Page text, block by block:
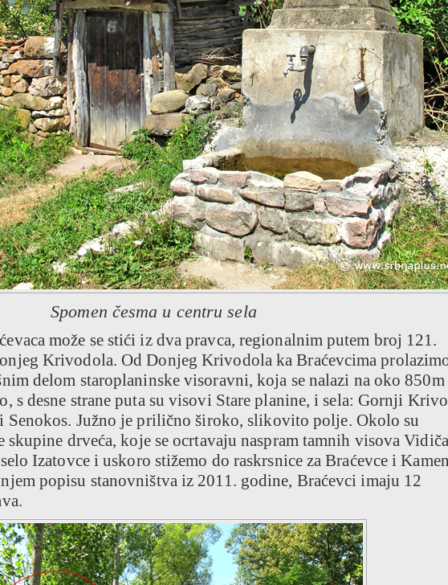
Spomen česma u centru sela
može se stići iz dva pravca, regionalnim putem broj 121.
Krivodola. Od Donjeg Krivodola ka Braćevcima
delom staroplaninske visoravni, koja se nalazi na oko 850m
s desne strane puta su visovi Stare planine, i sela: Gornji
Senokos. Južno je prilično široko, slikovito polje. Okolo su
drveća, koje se ocrtavaju naspram tamnih visova
Izatovce i uskoro stižemo do raskrsnice za Braćevce i
popisu stanovništva iz 2011. godine, Braćevci imaju 12